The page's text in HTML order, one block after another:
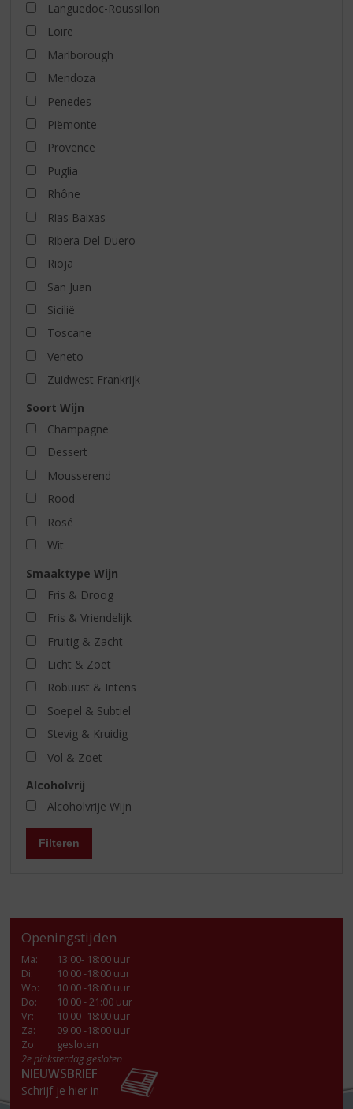
Languedoc-Roussillon
Loire
Marlborough
Mendoza
Penedes
Piëmonte
Provence
Puglia
Rhône
Rias Baixas
Ribera Del Duero
Rioja
San Juan
Sicilië
Toscane
Veneto
Zuidwest Frankrijk
Soort Wijn
Champagne
Dessert
Mousserend
Rood
Rosé
Wit
Smaaktype Wijn
Fris & Droog
Fris & Vriendelijk
Fruitig & Zacht
Licht & Zoet
Robuust & Intens
Soepel & Subtiel
Stevig & Kruidig
Vol & Zoet
Alcoholvrij
Alcoholvrije Wijn
Filteren
Openingstijden
Ma:
13:00- 18:00 uur
Di:
10:00 -18:00 uur
Wo:
10:00 -18:00 uur
Do:
10:00 - 21:00 uur
Vr:
10:00 -18:00 uur
Za:
09:00 -18:00 uur
Zo:
gesloten
2e pinksterdag gesloten
NIEUWSBRIEF
Schrijf je hier in